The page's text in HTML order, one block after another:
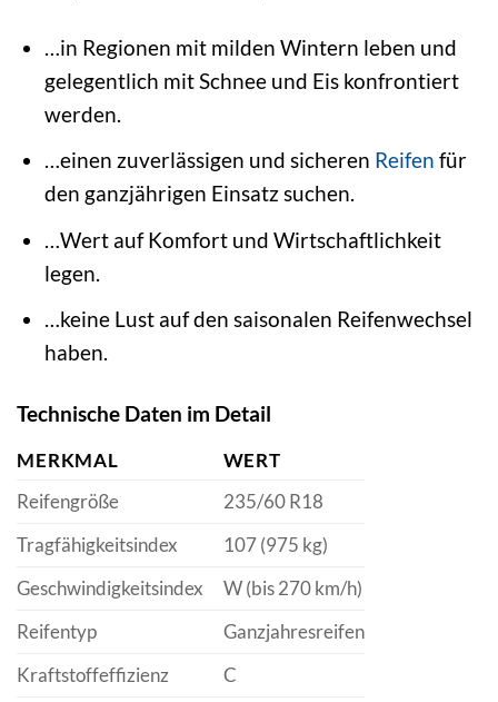
…in Regionen mit milden Wintern leben und
gelegentlich mit Schnee und Eis konfrontiert
werden.
…einen zuverlässigen und sicheren Reifen für
den ganzjährigen Einsatz suchen.
…Wert auf Komfort und Wirtschaftlichkeit
legen.
…keine Lust auf den saisonalen Reifenwechsel
haben.
Technische Daten im Detail
MERKMAL
WERT
Reifengröße
235/60 R18
Tragfähigkeitsindex
107 (975 kg)
Geschwindigkeitsindex
W (bis 270 km/h)
Reifentyp
Ganzjahresreifen
Kraftstoffeffizienz
C